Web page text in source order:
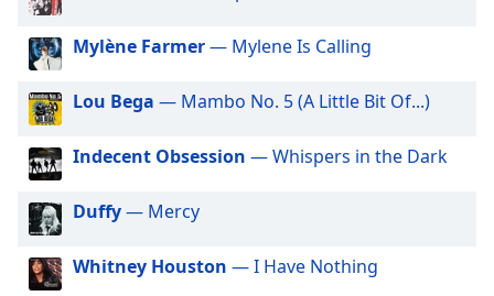
cancel
and
close
window.
Text
Color
Mylène Farmer— Mylene Is Calling
Lou Bega — Mambo No. 5 (A Little Bit Of...)
Indecent Obsession — Whispers in the Dark
Duffy— Mercy
Whitney Houston — I Have Nothing